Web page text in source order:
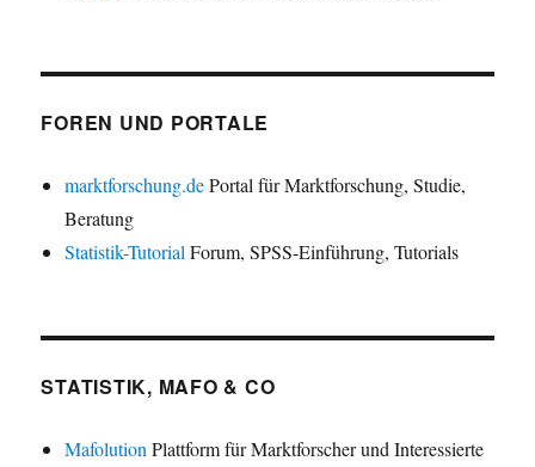
FOREN UND PORTALE
marktforschung.dePortal für Marktforschung, Studie,
Beratung
Statistik-Tutorial Forum, SPSS-Einführung, Tutorials
STATISTIK, MAFO & CO
Mafolution Plattform für Marktforscher und Interessierte